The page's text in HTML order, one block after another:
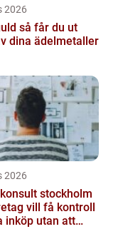
2026
du ut
dina ädelmetaller
2026
stockholm
vill få kontroll
inköp utan att